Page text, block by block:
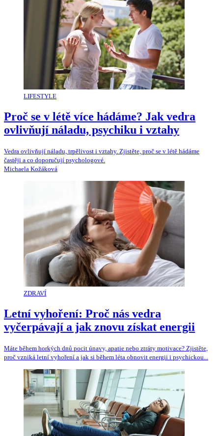
LIFESTYLE
Proč se v létě více hádáme? Jak vedra
ovlivňují náladu, psychiku i vztahy
Vedra ovlivňují náladu, trpělivost i vztahy. Zjistěte, proč se v létě hádáme
častěji a co doporučují psychologové.
Michaela Kožáková
ZDRAVÍ
Letní vyhoření: Proč nás vedra
vyčerpávají a jak znovu získat energii
Máte během horkých dnů pocit únavy, apatie nebo ztráty motivace? Zjistěte,
proč vzniká letní vyhoření a jak si během léta obnovit energii i psychickou...